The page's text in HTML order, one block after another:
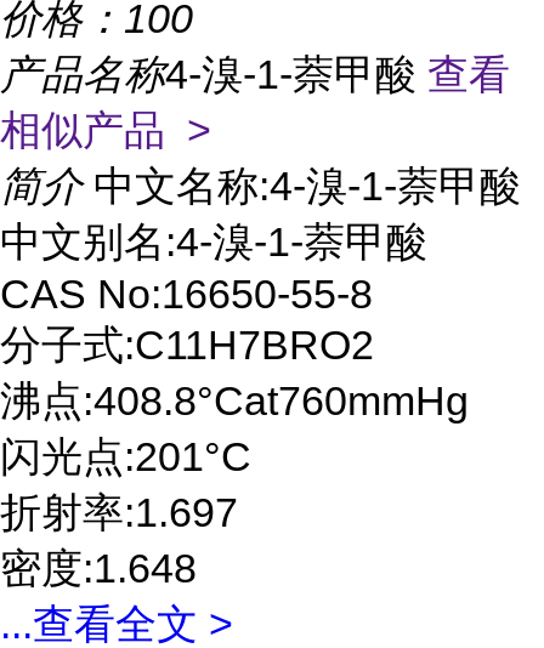
价格： 100
产品名称4-溴-1-萘甲酸 查看
相似产品 >
简介 中文名称:4-溴-1-萘甲酸
中文别名:4-溴-1-萘甲酸
CAS No:16650-55-8
分子式:C11H7BRO2
沸点:408.8°Cat760mmHg
闪光点:201°C
折射率:1.697
密度:1.648
...查看全文 >